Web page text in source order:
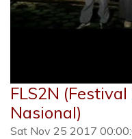
FLS2N
Nasional)
Sat Nov 25 2017